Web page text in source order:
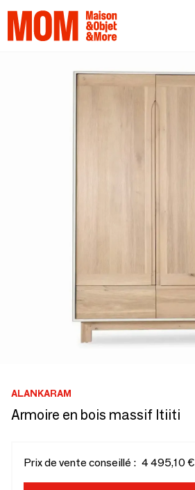
ALANKARAM
Armoire en bois massif Itiiti
Prix de vente conseillé : 4 495,10 €